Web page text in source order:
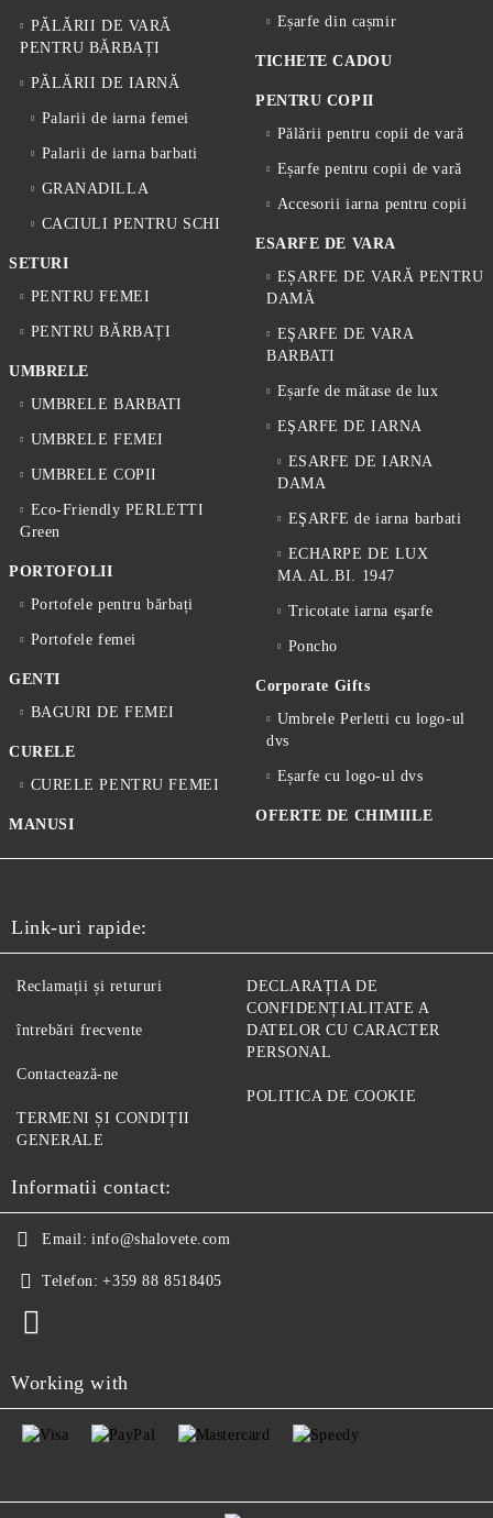
PĂLĂRII DE VARĂ
PENTRU BĂRBAȚI
PĂLĂRII DE IARNĂ
Palarii de iarna femei
Palarii de iarna barbati
GRANADILLA
CACIULI PENTRU SCHI
SETURI
PENTRU FEMEI
PENTRU BĂRBAȚI
UMBRELE
UMBRELE BARBATI
UMBRELE FEMEI
UMBRELE COPII
Eco-Friendly PERLETTI
Green
PORTOFOLII
Portofele pentru bărbați
Portofele femei
GENTI
BAGURI DE FEMEI
CURELE
CURELE PENTRU FEMEI
MANUSI
Eșarfe din cașmir
TICHETE CADOU
PENTRU COPII
Pălării pentru copii de vară
Eșarfe pentru copii de vară
Accesorii iarna pentru copii
ESARFE DE VARA
EȘARFE DE VARĂ PENTRU
DAMĂ
EŞARFE DE VARA
BARBATI
Eșarfe de mătase de lux
EŞARFE DE IARNA
ESARFE DE IARNA
DAMA
EŞARFE de iarna barbati
ECHARPE DE LUX
MA.AL.BI. 1947
Tricotate iarna eşarfe
Poncho
Corporate Gifts
Umbrele Perletti cu logo-ul
dvs
Eșarfe cu logo-ul dvs
OFERTE DE CHIMIILE
Link-uri rapide:
Reclamații și retururi
întrebări frecvente
Contactează-ne
TERMENI ȘI CONDIȚII
GENERALE
DECLARAȚIA DE
CONFIDENȚIALITATE A
DATELOR CU CARACTER
PERSONAL
POLITICA DE COOKIE
Informatii contact:
Email: info@shalovete.com
Telefon: +359 88 8518405
Working with